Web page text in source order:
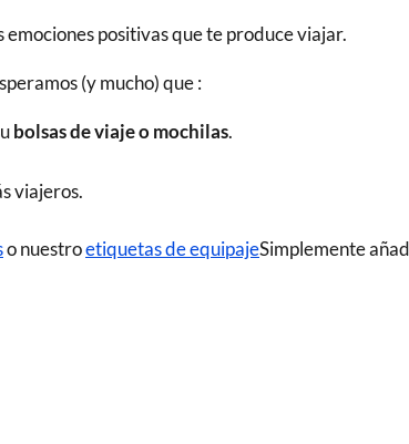
positivas que te produce viajar.
(y mucho) que :
bolsas de viaje o mochilas.
viajeros.
o nuestroetiquetas de equipajeSimplemente